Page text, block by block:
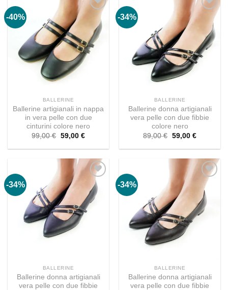
-40%
BALLERINE
Ballerine artigianali in nappa
in vera pelle con due
cinturini colore nero
99,00€ Il
prezzo
originale
99,00 €.
59,00 €Il
attuale
59,00 €.
-34%
BALLERINE
Ballerine donna artigianali
vera pelle con due fibbie
colore nero
89,00€ Il
prezzo
originale
89,00 €.
59,00 €Il
attuale
59,00 €.
-34%
BALLERINE
Ballerine donna artigianali
vera pelle con due fibbie
-34%
BALLERINE
Ballerine donna artigianali
vera pelle con due fibbie